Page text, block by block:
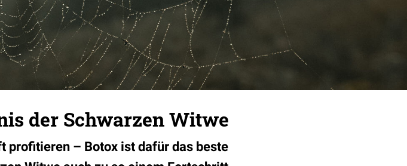
der Schwarzen Witwe
profitieren – Botox ist dafür das beste